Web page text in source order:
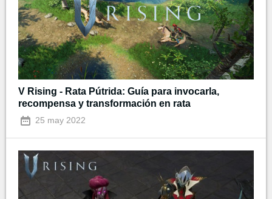
V Rising - Rata Pútrida: Guía para invocarla,
recompensa y transformación en rata
25 may 2022